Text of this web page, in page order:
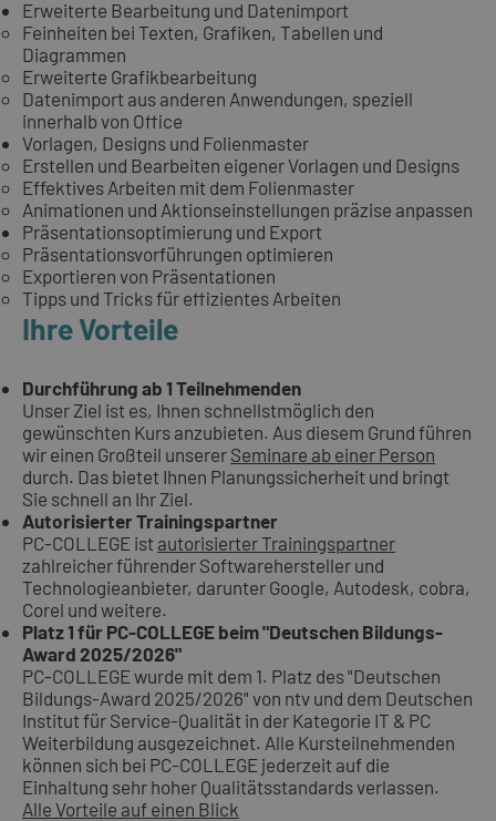
Erweiterte Bearbeitung und Datenimport
Feinheiten bei Texten, Grafiken, Tabellen und
Diagrammen
Erweiterte Grafikbearbeitung
Datenimport aus anderen Anwendungen, speziell
innerhalb von Office
Vorlagen, Designs und Folienmaster
Erstellen und Bearbeiten eigener Vorlagen und Designs
Effektives Arbeiten mit dem Folienmaster
Animationen und Aktionseinstellungen präzise anpassen
Präsentationsoptimierung und Export
Präsentationsvorführungen optimieren
Exportieren von Präsentationen
Tipps und Tricks für effizientes Arbeiten
Ihre Vorteile
Durchführung ab 1 Teilnehmenden
Unser Ziel ist es, Ihnen schnellstmöglich den
gewünschten Kurs anzubieten. Aus diesem Grund führen
wir einen Großteil unserer Seminare ab einer Person
durch. Das bietet Ihnen Planungssicherheit und bringt
Sie schnell an Ihr Ziel.
Autorisierter Trainingspartner
PC-COLLEGE ist autorisierter Trainingspartner
zahlreicher führender Softwarehersteller und
Technologieanbieter, darunter Google, Autodesk, cobra,
Corel und weitere.
Platz 1 für PC-COLLEGE beim "Deutschen Bildungs-
Award 2025/2026"
PC-COLLEGE wurde mit dem 1. Platz des "Deutschen
Bildungs-Award 2025/2026" von ntv und dem Deutschen
Institut für Service-Qualität in der Kategorie IT & PC
Weiterbildung ausgezeichnet. Alle Kursteilnehmenden
können sich bei PC-COLLEGE jederzeit auf die
Einhaltung sehr hoher Qualitätsstandards verlassen.
Alle Vorteile auf einen Blick